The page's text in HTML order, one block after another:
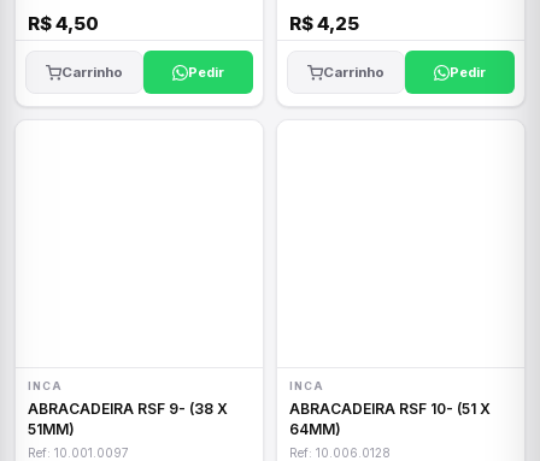
R$ 4,50
Carrinho Pedir
R$ 4,25
Carrinho Pedir
INCA
ABRACADEIRA RSF 9- (38 X
51MM)
Ref: 10.001.0097
INCA
ABRACADEIRA RSF 10- (51 X
64MM)
Ref: 10.006.0128